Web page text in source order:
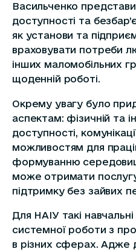
Васильченко
доступності та
як установи та
враховувати потреби
інших маломобільних
щоденній роботі.
Окрему увагу було
аспектам: фізичній та
доступності,
можливостям для
формуванню
може отримати
підтримку без зайвих
Для НАІУ такі
системної роботи з
в різних сферах. Адже